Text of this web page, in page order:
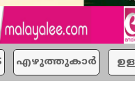
എഴുത്തുകാര്‍